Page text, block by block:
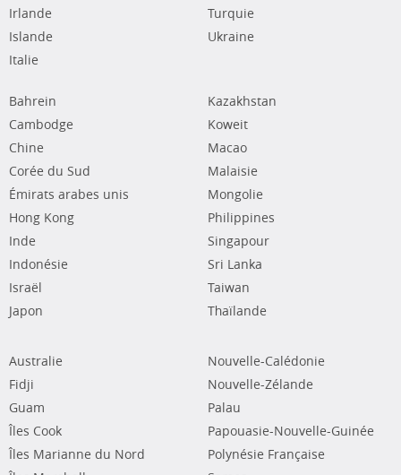
Irlande
Islande
Italie
Turquie
Ukraine
Bahrein
Cambodge
Chine
Corée du Sud
Émirats arabes unis
Hong Kong
Inde
Indonésie
Israël
Japon
Kazakhstan
Koweit
Macao
Malaisie
Mongolie
Philippines
Singapour
Sri Lanka
Taiwan
Thaïlande
Australie
Fidji
Guam
Îles Cook
Îles Marianne du Nord
Nouvelle-Calédonie
Nouvelle-Zélande
Palau
Papouasie-Nouvelle-Guinée
Polynésie Française